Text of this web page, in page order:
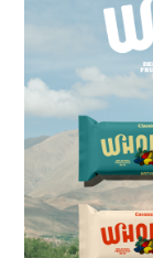
商品一覧